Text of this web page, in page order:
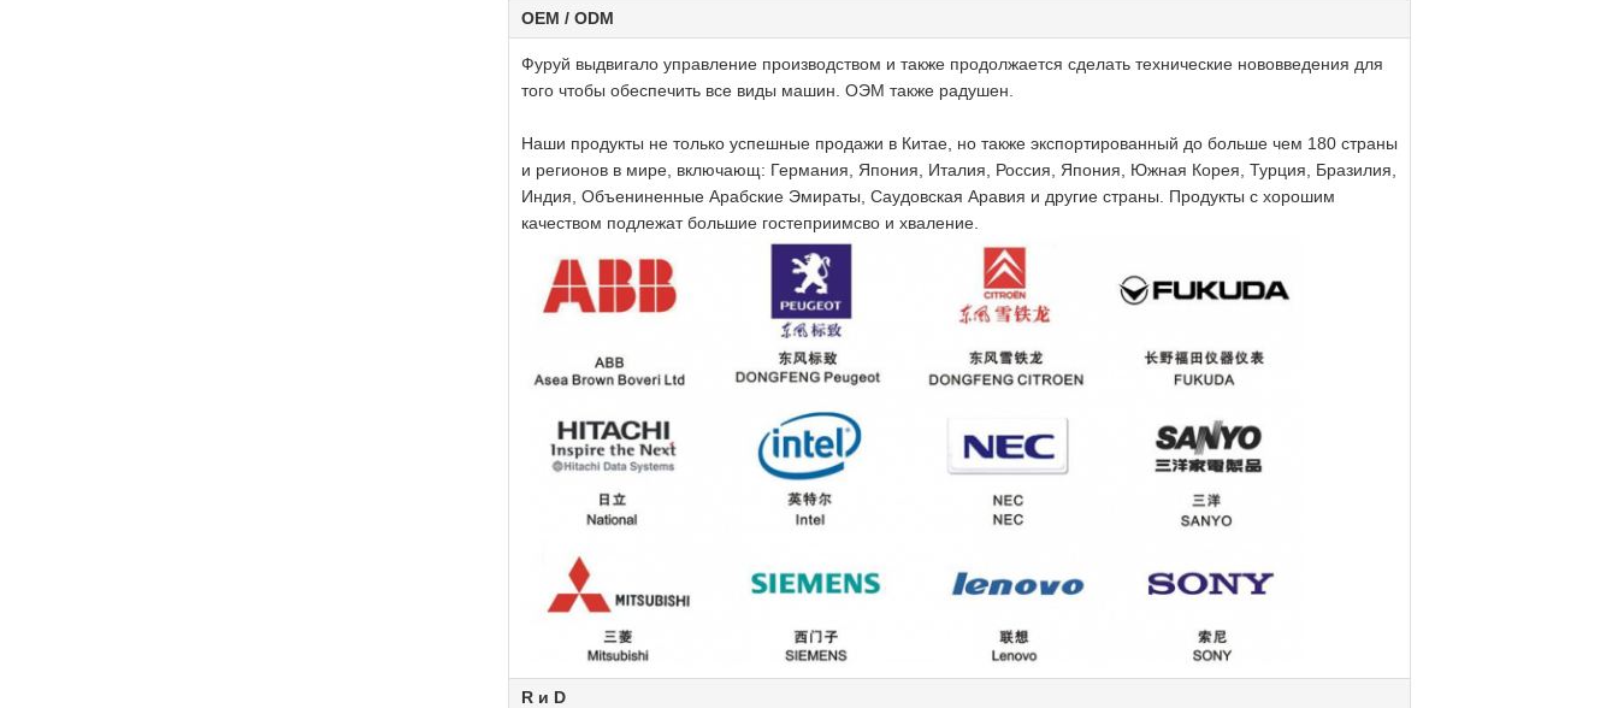
OEM / ODM
Фуруй выдвигало управление производством и также продолжается сделать технические нововведения для
того чтобы обеспечить все виды машин. ОЭМ также радушен.
Наши продукты не только успешные продажи в Китае, но также экспортированный до больше чем 180 страны
и регионов в мире, включающ: Германия, Япония, Италия, Россия, Япония, Южная Корея, Турция, Бразилия,
Индия, Объениненные Арабские Эмираты, Саудовская Аравия и другие страны. Продукты с хорошим
качеством подлежат большие гостеприимсво и хваление.
R и D